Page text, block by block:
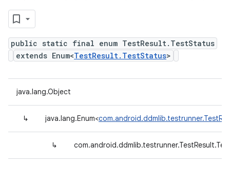
public static final enum TestResult.TestStatus
extends Enum<TestResult.TestStatus>
java.lang.Object
↳ java.lang.Enum<
↳